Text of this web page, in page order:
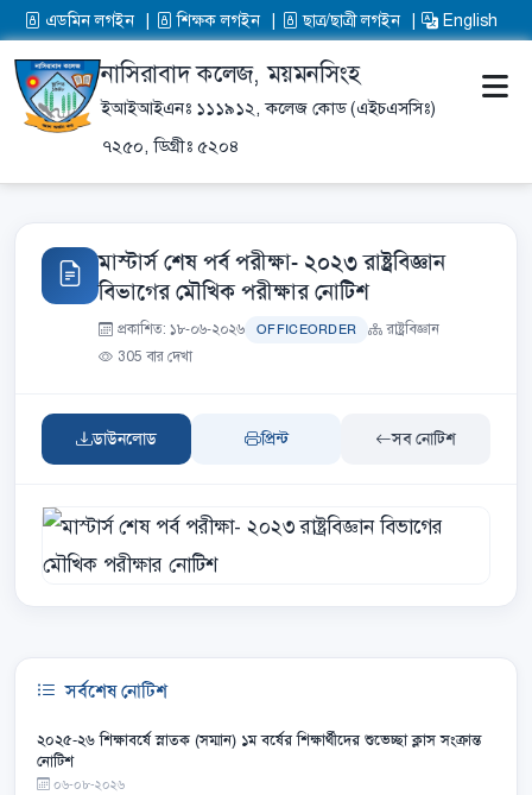
এডমিন লগইন শিক্ষক লগইন ছাত্র/ছাত্রী লগইন English
নাসিরাবাদ কলেজ, ময়মনসিংহ
ইআইআইএনঃ ১১১৯১২, কলেজ কোড (এইচএসসিঃ)
৭২৫০, ডিগ্রীঃ ৫২০৪
মাস্টার্স শেষ পর্ব পরীক্ষা- ২০২৩ রাষ্ট্রবিজ্ঞান
বিভাগের মৌখিক পরীক্ষার নোটিশ
প্রকাশিত: ১৮-০৬-২০২৬ OFFICEORDER
রাষ্ট্রবিজ্ঞান
305 বার দেখা
ডাউনলোড প্রিন্ট সব নোটিশ
সর্বশেষ নোটিশ
২০২৫-২৬ শিক্ষাবর্ষে স্নাতক (সম্মান) ১ম বর্ষের শিক্ষার্থীদের শুভেচ্ছা ক্লাস সংক্রান্ত
নোটিশ
০৬-০৮-২০২৬